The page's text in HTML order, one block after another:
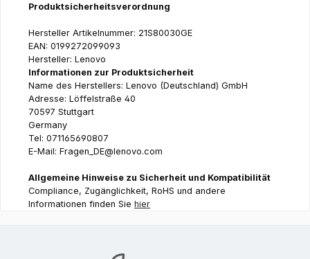
Produktsicherheitsverordnung
Hersteller Artikelnummer: 21S80030GE
EAN: 0199272099093
Hersteller: Lenovo
Informationen zur Produktsicherheit
Name des Herstellers: Lenovo (Deutschland) GmbH
Adresse: Löffelstraße 40
70597 Stuttgart
Germany
Tel: 071165690807
E-Mail: Fragen_DE@lenovo.com
Allgemeine Hinweise zu Sicherheit und Kompatibilität
Compliance, Zugänglichkeit, RoHS und andere
Informationen finden Sie hier